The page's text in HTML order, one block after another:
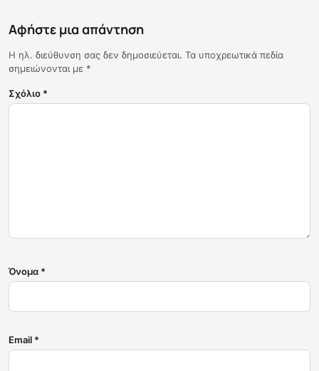
Αφήστε μια απάντηση
Η ηλ. διεύθυνση σας δεν δημοσιεύεται. Τα υποχρεωτικά πεδία
σημειώνονται με *
Σχόλιο *
Όνομα *
Email *